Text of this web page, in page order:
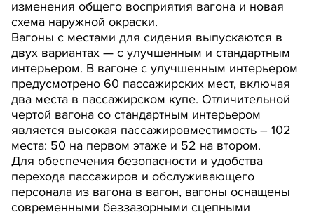
изменения общего восприятия вагона и новая
схема наружной окраски.
Вагоны с местами для сидения выпускаются в
двух вариантах — с улучшенным и стандартным
интерьером. В вагоне с улучшенным интерьером
предусмотрено 60 пассажирских мест, включая
два места в пассажирском купе. Отличительной
чертой вагона со стандартным интерьером
является высокая пассажировместимость – 102
места: 50 на первом этаже и 52 на втором.
Для обеспечения безопасности и удобства
перехода пассажиров и обслуживающего
персонала из вагона в вагон, вагоны оснащены
современными беззазорными сцепными